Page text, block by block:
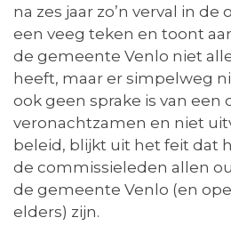
na zes jaar zo’n verval in
een veeg teken en toont
de gemeente Venlo niet
heeft, maar er simpelweg
ook geen sprake is van een
veronachtzamen en niet
beleid, blijkt uit het feit dat
de commissieleden allen
de gemeente Venlo (en
elders) zijn.